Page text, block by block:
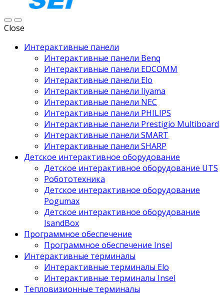
Close
Интерактивные панели
Интерактивные панели Benq
Интерактивные панели EDCOMM
Интерактивные панели Elo
Интерактивные панели Iiyama
Интерактивные панели NEC
Интерактивные панели PHILIPS
Интерактивные панели Prestigio Multiboard
Интерактивные панели SMART
Интерактивные панели SHARP
Детское интерактивное оборудование
Детское интерактивное оборудование UTS
Робототехника
Детское интерактивное оборудование
Pogumax
Детское интерактивное оборудование
IsandBox
Программное обеспечение
Программное обеспечение Insel
Интерактивные терминалы
Интерактивные терминалы Elo
Интерактивные терминалы Insel
Тепловизионные терминалы